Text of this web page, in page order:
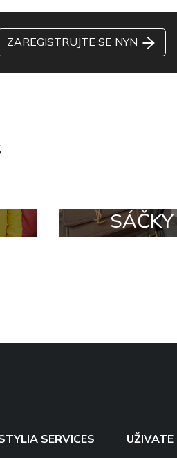
ZAREGISTRUJTE SE NYN
SÁČKY
SERVICES UŽIVATE